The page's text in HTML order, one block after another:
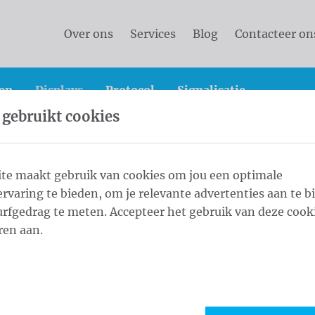
Over ons Services Blog Contacteer
Displays Protocol Signalisatie
Frontlit Green
1
gebruikt cookies
maakt gebruik van cookies om jou een optimale
te bieden, om je relevante advertenties aan te
te meten. Accepteer het gebruik van deze
aan.